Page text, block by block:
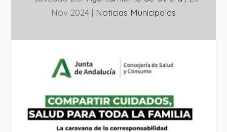
Nov 2024 | ‎Noticias Municipales